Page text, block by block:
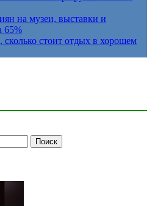
на музеи, выставки и
65%
сколько стоит отдых в хорошем